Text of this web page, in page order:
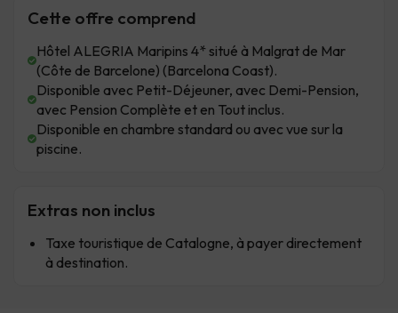
Cette offre comprend
Hôtel ALEGRIA Maripins 4* situé à Malgrat de Mar
(Côte de Barcelone) (Barcelona Coast).
Disponible avec Petit-Déjeuner, avec Demi-Pension,
avec Pension Complète et en Tout inclus.
Disponible en chambre standard ou avec vue sur la
piscine.
Extras non inclus
Taxe touristique de Catalogne, à payer directement
à destination.